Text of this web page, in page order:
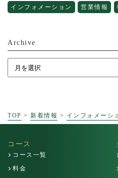
インフォメーション 営業情報
Archive
TOP > 新着情報 > インフォメーシ
コース
コース一覧
料金